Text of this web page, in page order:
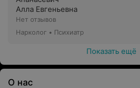
Алла Евгеньевна
Нет отзывов
Нарколог • Психиатр
Показать ещё
О нас